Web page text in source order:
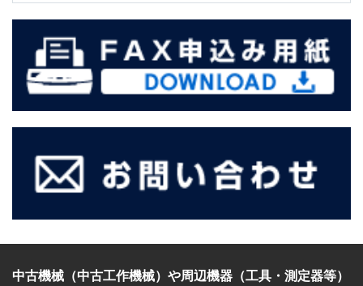
中古機械（中古工作機械） や周辺機器（工具・測定器等）